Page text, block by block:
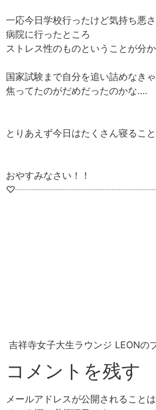
一応今日学校行ったけど気持ち悪
病院に行ったところ
ストレス性のものということが分
国家試験まで自分を追い詰めなき
焦ってたのがだめだったのかな….
とりあえず今日はたくさん寝るこ
おやすみなさい！！
吉祥寺女子大生ラウンジ LEONの
コメントを残す
メールアドレスが公開されることは